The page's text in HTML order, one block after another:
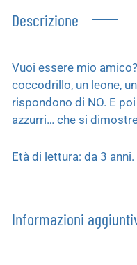
Descrizione
Vuoi essere mio
coccodrillo, un leone,
rispondono di NO. E
azzurri… che si
Età di lettura: da 3 anni.
Informazioni